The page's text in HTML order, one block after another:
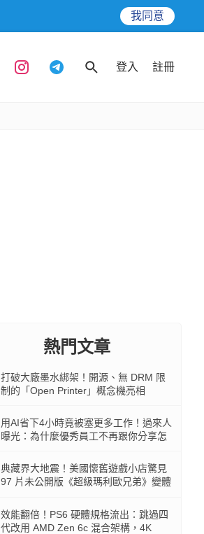
我同意
登入 註冊
熱門文章
打破大廠墨水綁架！開源、無 DRM 限
制的「Open Printer」概念機亮相
用AI省下4小時竟被塞更多工作！過來人
曝光：為什麼優秀員工不再跟你分享怎
典藏界大地震！美國懷舊遊戲小店驚見
97 片未公開版《超級瑪利歐兄弟》變體
效能翻倍！PS6 硬體規格流出：跳過四
代改用 AMD Zen 6c 混合架構，4K